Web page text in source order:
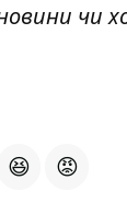
чи
😆 😡